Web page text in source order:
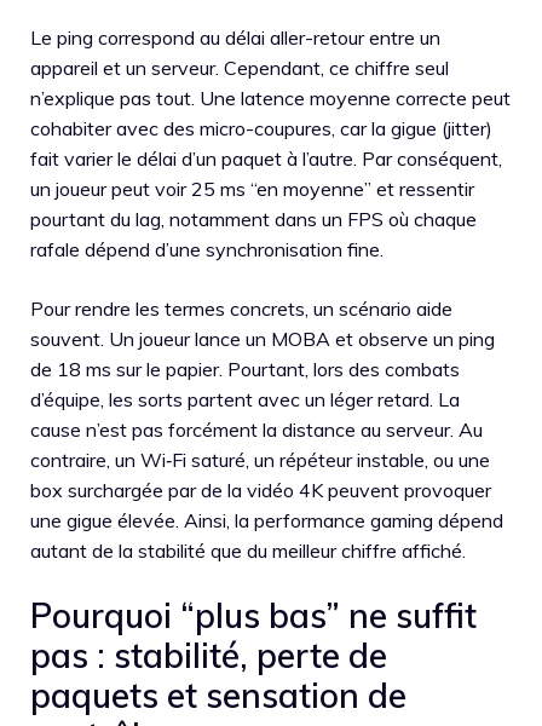
Le ping correspond au délai aller-retour entre un
appareil et un serveur. Cependant, ce chiffre seul
n’explique pas tout. Une latence moyenne correcte peut
cohabiter avec des micro-coupures, car la gigue (jitter)
fait varier le délai d’un paquet à l’autre. Par conséquent,
un joueur peut voir 25 ms “en moyenne” et ressentir
pourtant du lag, notamment dans un FPS où chaque
rafale dépend d’une synchronisation fine.
Pour rendre les termes concrets, un scénario aide
souvent. Un joueur lance un MOBA et observe un ping
de 18 ms sur le papier. Pourtant, lors des combats
d’équipe, les sorts partent avec un léger retard. La
cause n’est pas forcément la distance au serveur. Au
contraire, un Wi‑Fi saturé, un répéteur instable, ou une
box surchargée par de la vidéo 4K peuvent provoquer
une gigue élevée. Ainsi, la performance gaming dépend
autant de la stabilité que du meilleur chiffre affiché.
Pourquoi “plus bas” ne suffit
pas : stabilité, perte de
paquets et sensation de